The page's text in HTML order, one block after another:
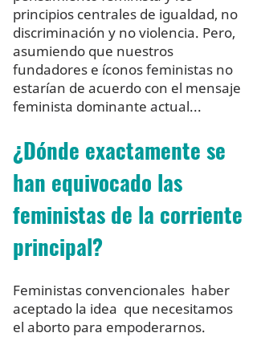
principios centrales de igualdad, no
discriminación y no violencia. Pero,
asumiendo que nuestros
fundadores e íconos feministas no
estarían de acuerdo con el mensaje
feminista dominante actual...
¿Dónde exactamente se
han equivocado las
feministas de la corriente
principal?
Feministas convencionales haber
aceptado la idea que necesitamos
el aborto para empoderarnos.